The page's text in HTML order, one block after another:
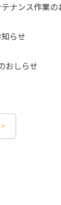
ナンス作業の
らせ
おしらせ